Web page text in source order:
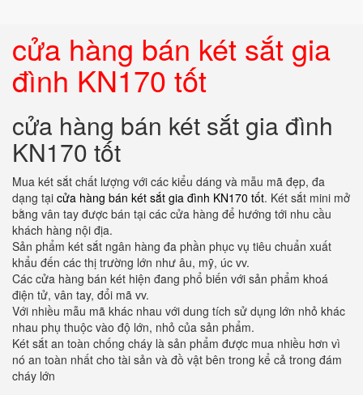
cửa hàng bán két sắt gia
đình KN170 tốt
cửa hàng bán két sắt gia đình
KN170 tốt
Mua két sắt chất lượng với các kiểu dáng và mẫu mã đẹp, đa
dạng tại cửa hàng bán két sắt gia đình KN170 tốt. Két sắt mini mở
bằng vân tay được bán tại các cửa hàng để hướng tới nhu cầu
khách hàng nội địa.
Sản phẩm két sắt ngân hàng đa phần phục vụ tiêu chuẩn xuất
khẩu đến các thị trường lớn như âu, mỹ, úc vv.
Các cửa hàng bán két hiện đang phổ biến với sản phẩm khoá
điện tử, vân tay, đổi mã vv.
Với nhiều mẫu mã khác nhau với dung tích sử dụng lớn nhỏ khác
nhau phụ thuộc vào độ lớn, nhỏ của sản phẩm.
Két sắt an toàn chống cháy là sản phẩm được mua nhiều hơn vì
nó an toàn nhất cho tài sản và đồ vật bên trong kể cả trong đám
cháy lớn